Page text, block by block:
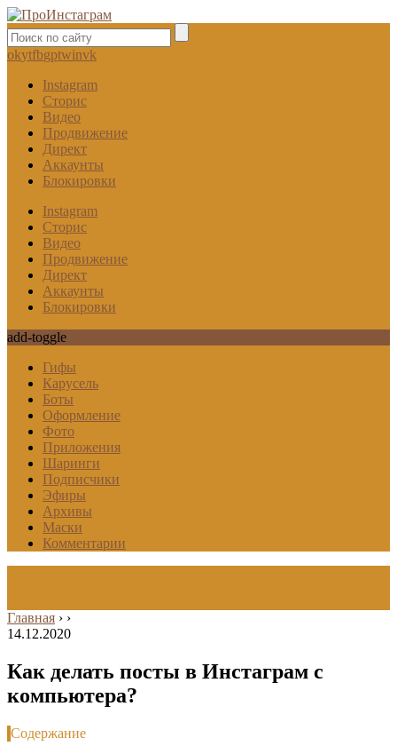
okytfbgptwinvk
Instagram
Сторис
Видео
Продвижение
Директ
Аккаунты
Блокировки
Instagram
Сторис
Видео
Продвижение
Директ
Аккаунты
Блокировки
add-toggle
Гифы
Карусель
Боты
Оформление
Фото
Приложения
Шаринги
Подписчики
Эфиры
Архивы
Маски
Комментарии
Главная › ›
14.12.2020
Как делать посты в Инстаграм с
компьютера?
Содержание